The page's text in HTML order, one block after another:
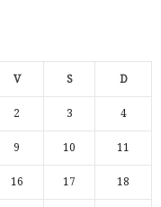
V S D
2 3 4
9 10 11
16 17 18